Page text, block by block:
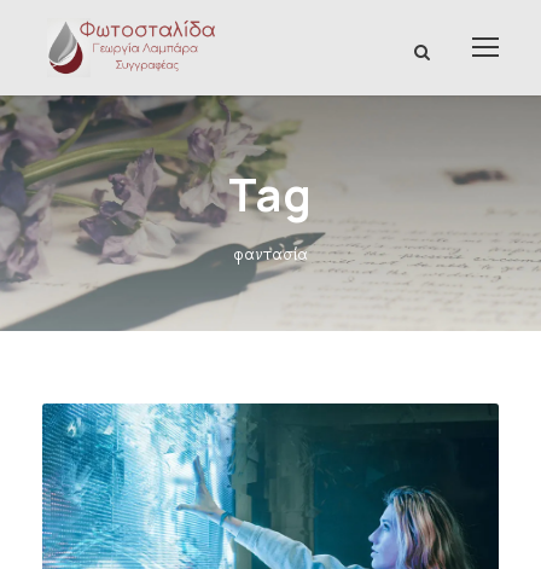
Tag
φαντασία